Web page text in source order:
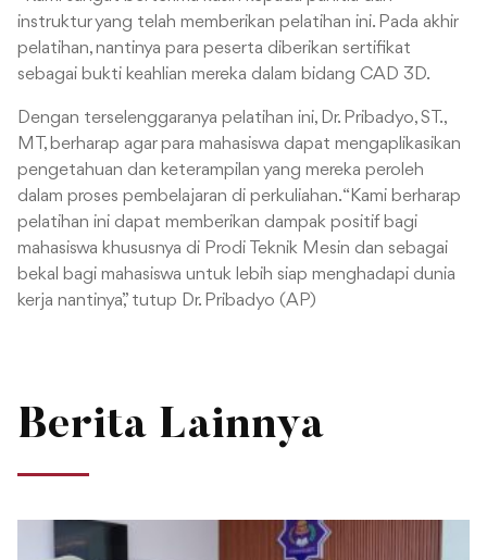
instruktur yang telah memberikan pelatihan ini. Pada akhir
pelatihan, nantinya para peserta diberikan sertifikat
sebagai bukti keahlian mereka dalam bidang CAD 3D.
Dengan terselenggaranya pelatihan ini, Dr. Pribadyo, ST.,
MT, berharap agar para mahasiswa dapat mengaplikasikan
pengetahuan dan keterampilan yang mereka peroleh
dalam proses pembelajaran di perkuliahan. “Kami berharap
pelatihan ini dapat memberikan dampak positif bagi
mahasiswa khususnya di Prodi Teknik Mesin dan sebagai
bekal bagi mahasiswa untuk lebih siap menghadapi dunia
kerja nantinya,” tutup Dr. Pribadyo (AP)
Berita Lainnya